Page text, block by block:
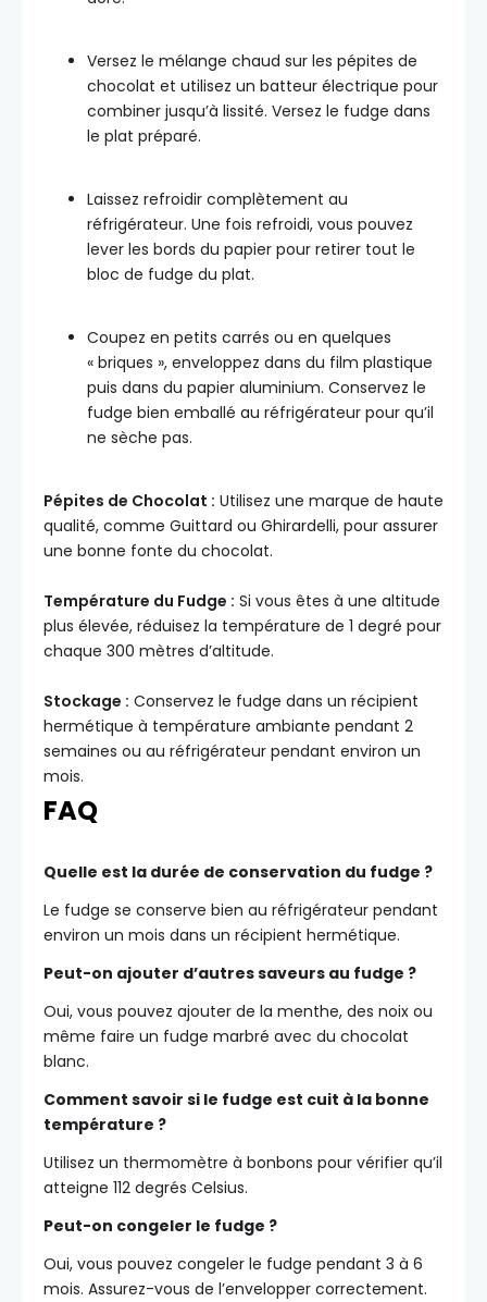
Versez le mélange chaud sur les pépites de
chocolat et utilisez un batteur électrique pour
combiner jusqu’à lissité. Versez le fudge dans
le plat préparé.
Laissez refroidir complètement au
réfrigérateur. Une fois refroidi, vous pouvez
lever les bords du papier pour retirer tout le
bloc de fudge du plat.
Coupez en petits carrés ou en quelques
« briques », enveloppez dans du film plastique
puis dans du papier aluminium. Conservez le
fudge bien emballé au réfrigérateur pour qu’il
ne sèche pas.
Pépites de Chocolat : Utilisez une marque de haute
qualité, comme Guittard ou Ghirardelli, pour assurer
une bonne fonte du chocolat.
Température du Fudge : Si vous êtes à une altitude
plus élevée, réduisez la température de 1 degré pour
chaque 300 mètres d’altitude.
Stockage : Conservez le fudge dans un récipient
hermétique à température ambiante pendant 2
semaines ou au réfrigérateur pendant environ un
mois.
FAQ
Quelle est la durée de conservation du fudge ?
Le fudge se conserve bien au réfrigérateur pendant
environ un mois dans un récipient hermétique.
Peut-on ajouter d’autres saveurs au fudge ?
Oui, vous pouvez ajouter de la menthe, des noix ou
même faire un fudge marbré avec du chocolat
blanc.
Comment savoir si le fudge est cuit à la bonne
température ?
Utilisez un thermomètre à bonbons pour vérifier qu’il
atteigne 112 degrés Celsius.
Peut-on congeler le fudge ?
Oui, vous pouvez congeler le fudge pendant 3 à 6
mois. Assurez-vous de l’envelopper correctement.